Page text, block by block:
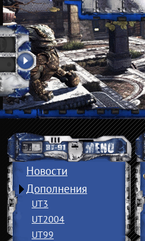
Новости
Дополнения
UT3
UT2004
UT99